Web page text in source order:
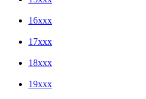
16xxx
17xxx
18xxx
19xxx